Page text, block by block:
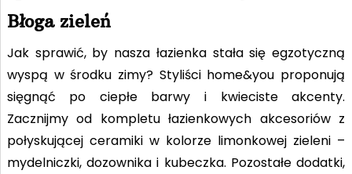
Błoga zieleń
Jak sprawić, by nasza łazienka stała się egzotyczną
wyspą w środku zimy? Styliści home&you proponują
sięgnąć po ciepłe barwy i kwieciste akcenty.
Zacznijmy od kompletu łazienkowych akcesoriów z
połyskującej ceramiki w kolorze limonkowej zieleni –
mydelniczki, dozownika i kubeczka. Pozostałe dodatki,